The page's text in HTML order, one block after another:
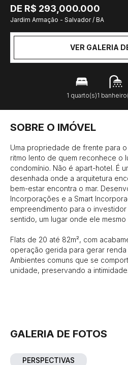
DE R$ 293,000.000
Jardim Armação - Salvador / BA
VER GALERIA
1 quarto(s)1
SOBRE O IMÓVEL
Uma propriedade de frente para
ritmo lento de quem reconhece o
condomínio. Não é apart-hotel. É
desenhada onde a arquitetura
bem-estar encontra o mar.
Incorporações e a Smart
empreendimento para o
sentido, um lugar onde ele
Flats de 20 até 82m², com
operação gerida para gerar renda
Ambientes comuns que se
unidade, preservando a intimidade.
GALERIA DE FOTOS
PERSPECTIVAS